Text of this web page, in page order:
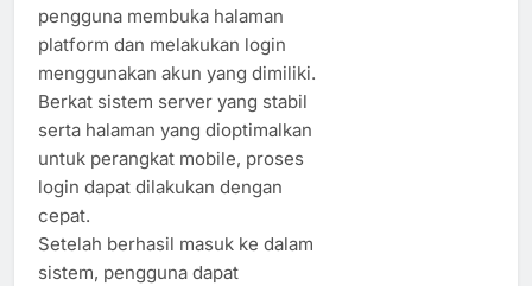
pengguna membuka halaman
platform dan melakukan login
menggunakan akun yang dimiliki.
Berkat sistem server yang stabil
serta halaman yang dioptimalkan
untuk perangkat mobile, proses
login dapat dilakukan dengan
cepat.
Setelah berhasil masuk ke dalam
sistem, pengguna dapat